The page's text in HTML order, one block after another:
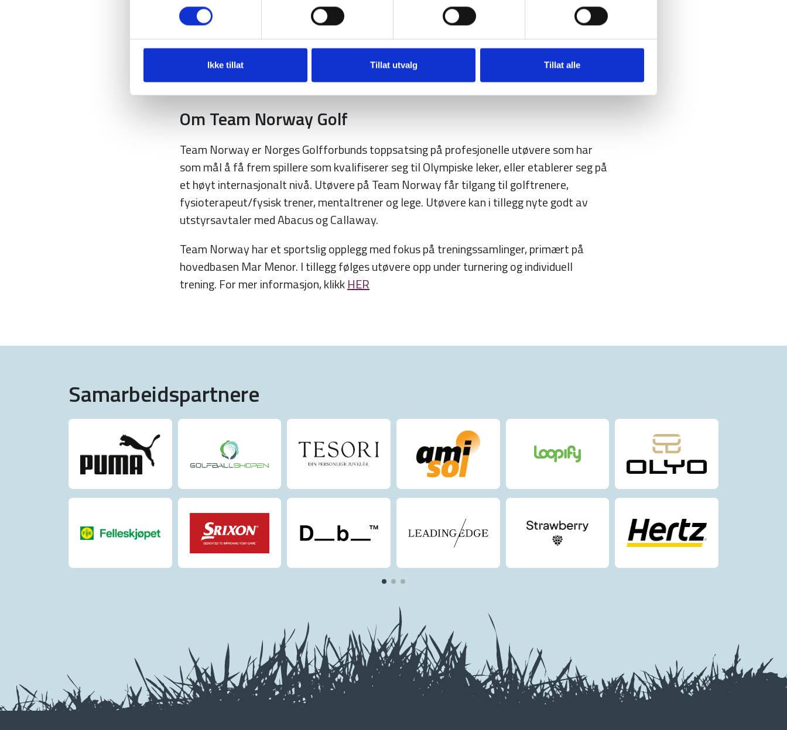
Ikke tillat Tillat utvalg Tillat alle
tilrettelegger for et golftilbud til barn, unge og bredden. I tillegg er NGF ansvarlig for en
toppidrettssatsing fordelt på proffsatsingen Team Norway og utvikling av
amatørspillere. Forbundet rapporterer til Golftinget som består av representanter fra
landets golfklubber. Se
www.golfforbundet.no
Om Team Norway Golf
Team Norway er Norges Golfforbunds toppsatsing på profesjonelle utøvere som har
som mål å få frem spillere som kvalifiserer seg til Olympiske leker, eller etablerer seg på
et høyt internasjonalt nivå. Utøvere på Team Norway får tilgang til golftrenere,
fysioterapeut/fysisk trener, mentaltrener og lege. Utøvere kan i tillegg nyte godt av
utstyrsavtaler med Abacus og Callaway.
Team Norway har et sportslig opplegg med fokus på treningssamlinger, primært på
hovedbasen Mar Menor. I tillegg følges utøvere opp under turnering og individuell
trening. For mer informasjon, klikkHER
Samarbeidspartnere